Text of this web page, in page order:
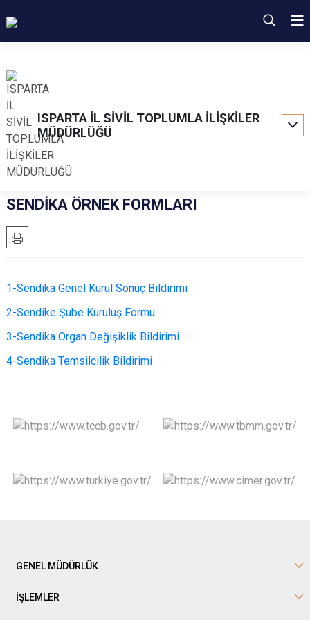
ISPARTA İL SİVİL TOPLUMLA İLİŞKİLER
MÜDÜRLÜĞÜ
SENDİKA ÖRNEK FORMLARI
1-Sendika Genel Kurul Sonuç Bildirimi
2-Sendike Şube Kuruluş Formu
3-Sendika Organ Değişiklik Bildirimi
4-Sendika Temsilcilik Bildirimi
GENEL MÜDÜRLÜK
İŞLEMLER